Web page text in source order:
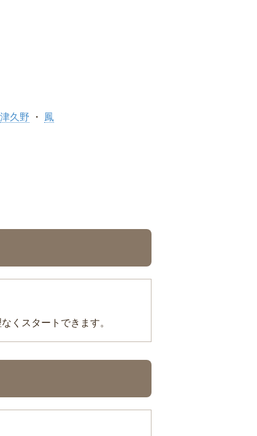
津久野 鳳
くスタートできます。